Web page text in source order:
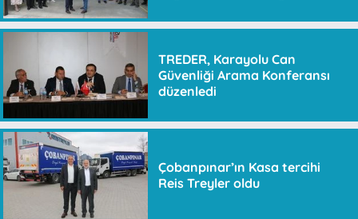
TREDER, Karayolu Can
Güvenliği Arama Konferansı
düzenledi
Çobanpınar’ın Kasa tercihi
Reis Treyler oldu